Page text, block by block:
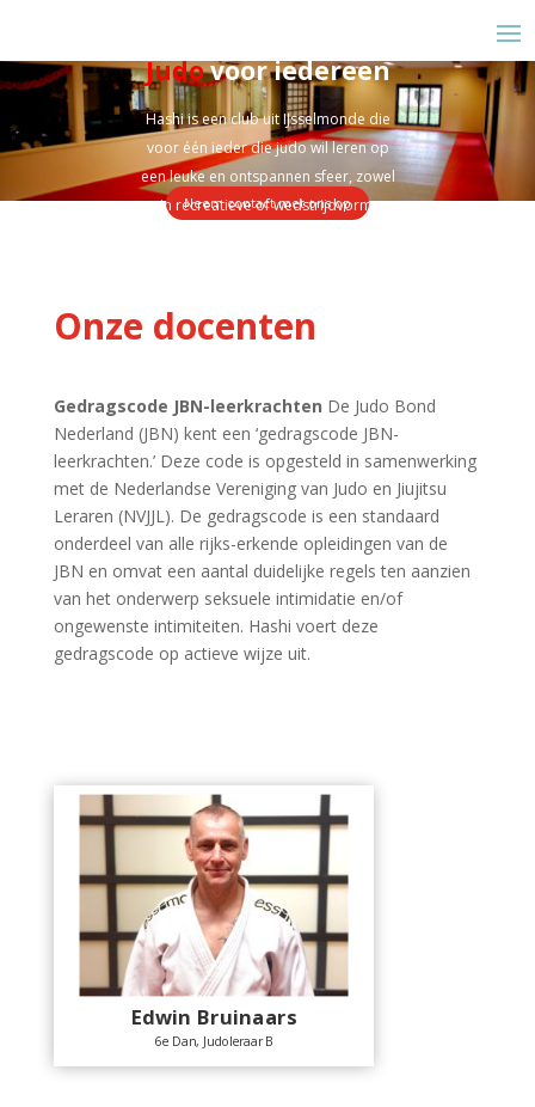
Neem contact met ons op
Judovoor iedereen
Hashi is een club uit IJsselmonde die
voor één ieder die judo wil leren op
een leuke en ontspannen sfeer, zowel
in recreatieve of wedstrijdvorm.
Onze docenten
Gedragscode JBN-leerkrachten De Judo Bond
Nederland (JBN) kent een ‘gedragscode JBN-
leerkrachten.’ Deze code is opgesteld in samenwerking
met de Nederlandse Vereniging van Judo en Jiujitsu
Leraren (NVJJL). De gedragscode is een standaard
onderdeel van alle rijks-erkende opleidingen van de
JBN en omvat een aantal duidelijke regels ten aanzien
van het onderwerp seksuele intimidatie en/of
ongewenste intimiteiten. Hashi voert deze
gedragscode op actieve wijze uit.
Edwin Bruinaars
6e Dan, Judoleraar B